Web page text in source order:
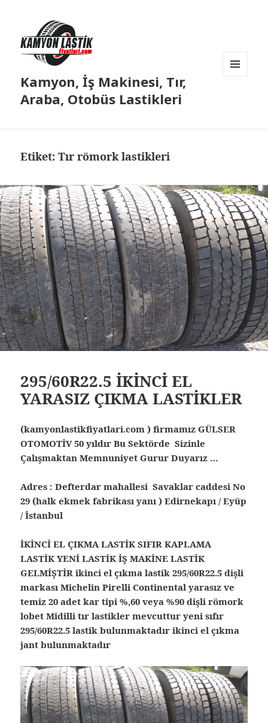
Kamyon, İş Makinesi, Tır,
Araba, Otobüs Lastikleri
Etiket:Tır römork lastikleri
295/60R22.5 İKİNCİ EL
YARASIZ ÇIKMA LASTİKLER
(kamyonlastikfiyatlari.com ) firmamız GÜLSER
OTOMOTİV 50 yıldır Bu Sektörde Sizinle
Çalışmaktan Memnuniyet Gurur Duyarız …
Adres : Defterdar mahallesi Savaklar caddesi No
29 (halk ekmek fabrikası yanı ) Edirnekapı / Eyüp
/ İstanbul
İKİNCİ EL ÇIKMA LASTİK SIFIR KAPLAMA
LASTİK YENİ LASTİK İŞ MAKİNE LASTİK
GELMİŞTİR ikinci el çıkma lastik 295/60R22.5 dişli
markası Michelin Pirelli Continental yarasız ve
temiz 20 adet kar tipi %,60 veya %90 dişli römork
lobet Midilli tır lastikler mevcuttur yeni sıfır
295/60R22.5 lastik bulunmaktadır ikinci el çıkma
jant bulunmaktadır